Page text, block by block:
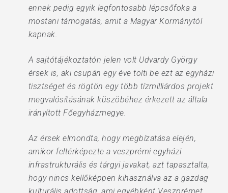
ennek pedig egyik legfontosabb lépcsőfoka a
mostani támogatás, amit a Magyar Kormánytól
kapnak.
A sajtótájékoztatón jelen volt Udvardy György
érsek is, aki csupán egy éve tölti be ezt az egyházi
tisztséget és rögtön egy több tízmilliárdos projekt
megvalósításának küszöbéhez érkezett az általa
irányított Főegyházmegye.
Az érsek elmondta, hogy megbízatása elején,
amikor feltérképezte a veszprémi egyházi
infrastrukturális és tárgyi javakat, azt tapasztalta,
hogy nincs kellőképpen kihasználva az a gazdag